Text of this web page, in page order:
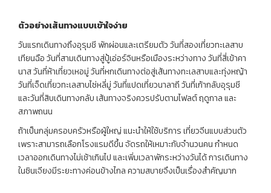
ตัวอย่างเส้นทางแบบเข้าใจง่าย
วันแรกเดินทางถึงอุรุมชี พักผ่อนและเตรียมตัว วันที่สองเที่ยวทะเลสาบ
เทียนฉือ วันที่สามเดินทางสู่ปู้เอ่อร์จินหรือเมืองระหว่างทาง วันที่สี่เข้าคา
นาส วันที่ห้าเที่ยวเหอมู่ วันที่หกเดินทางต่อสู่เส้นทางทะเลสาบและทุ่งหญ้า
วันที่เจ็ดเที่ยวทะเลสาบไซ่หลี่มู่ วันที่แปดเที่ยวนาลาถี วันที่เก้ากลับอุรุมชี
และวันที่สิบเดินทางกลับ เส้นทางจริงควรปรับตามไฟลต์ ฤดูกาล และ
สภาพถนน
ถ้าเป็นกลุ่มครอบครัวหรือผู้ใหญ่ แนะนำให้ใช้บริการ เที่ยวจีนแบบส่วนตัว
เพราะสามารถเลือกโรงแรมดีขึ้น จัดรถให้เหมาะกับจำนวนคน กำหนด
เวลาออกเดินทางไม่เช้าเกินไป และเพิ่มเวลาพักระหว่างวันได้ การเดินทาง
ในซินเจียงมีระยะทางค่อนข้างไกล ความสบายจึงเป็นเรื่องสำคัญมาก